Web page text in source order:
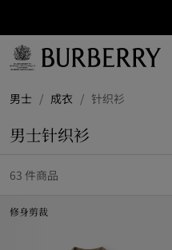
订阅获取
Burberry
品牌资
男士 / 成衣 / 针织衫
男士针织衫
63 件商品
修身剪裁